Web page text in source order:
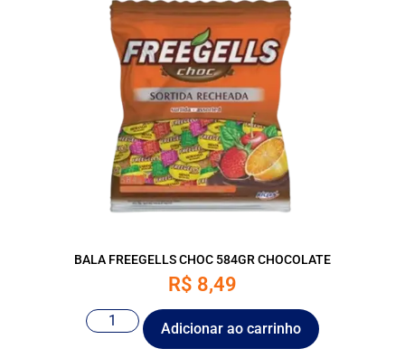
BALA FREEGELLS CHOC 584GR CHOCOLATE
R$ 8,49
Adicionar ao carrinho